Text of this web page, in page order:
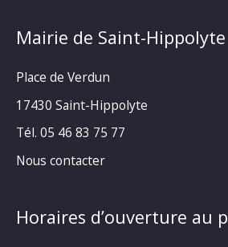
Mairie de Saint-Hippolyte
Place de Verdun
17430 Saint-Hippolyte
Tél. 05 46 83 75 77
Nous contacter
Horaires d’ouverture au